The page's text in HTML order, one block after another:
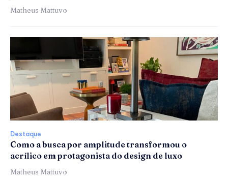
Matheus Mattuvo
Destaque
Como a busca por amplitude transformou o
acrílico em protagonista do design de luxo
Matheus Mattuvo